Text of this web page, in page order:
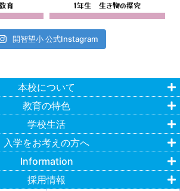
開智望小 公式Instagram
本校について
教育の特色
学校生活
入学をお考えの方へ
Information
採用情報